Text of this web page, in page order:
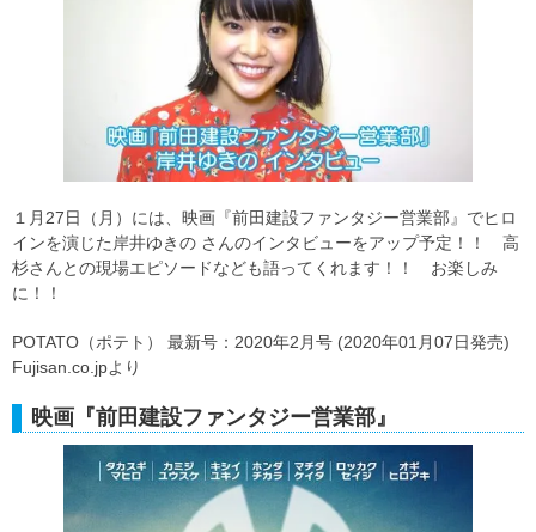
１月27日（月）には、映画『前田建設ファンタジー営業部』でヒロ
インを演じた岸井ゆきの さんのインタビューをアップ予定！！ 高
杉さんとの現場エピソードなども語ってくれます！！ お楽しみ
に！！
POTATO（ポテト） 最新号：2020年2月号 (2020年01月07日発売)
Fujisan.co.jpより
映画『前田建設ファンタジー営業部』